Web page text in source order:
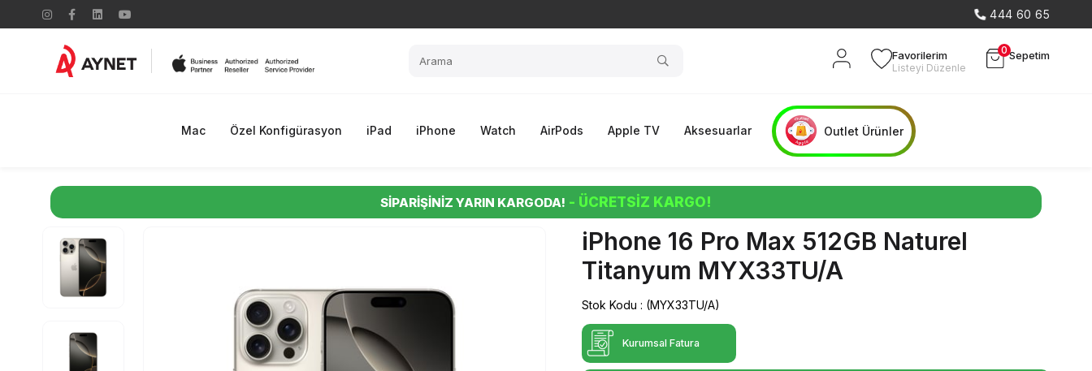
444 60 65
Sepetim
0
Favorilerim
Listeyi Düzenle
Mac Özel Konfigürasyon iPad iPhone Watch AirPods Apple TV Aksesuarlar Outlet Ürünler
SİPARİŞİNİZ YARIN KARGODA! - ÜCRETSİZ KARGO!
iPhone 16 Pro Max 512GB Naturel
Titanyum MYX33TU/A
Stok Kodu (MYX33TU/A)
Kurumsal Fatura